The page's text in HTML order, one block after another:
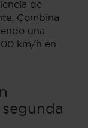
de
Combina
una
km/h en